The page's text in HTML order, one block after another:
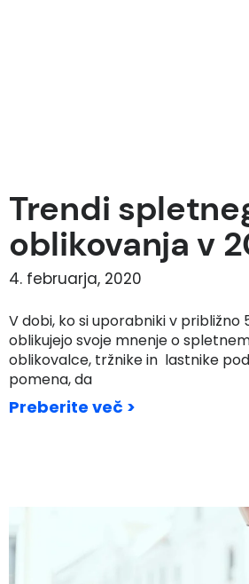
Trendi
oblikovanja v
4. februarja, 2020
V dobi, ko si uporabniki v približno
oblikujejo svoje mnenje o
oblikovalce, tržnike in lastnike
pomena, da
Preberite več >